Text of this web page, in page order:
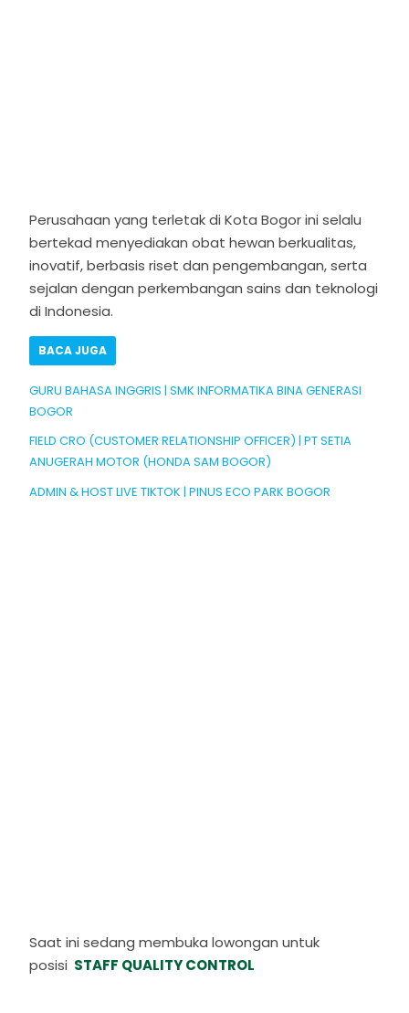
Perusahaan yang terletak di Kota Bogor ini selalu
bertekad menyediakan obat hewan berkualitas,
inovatif, berbasis riset dan pengembangan, serta
sejalan dengan perkembangan sains dan teknologi
di Indonesia.
BACA JUGA
GURU BAHASA INGGRIS | SMK INFORMATIKA BINA GENERASI
BOGOR
FIELD CRO (CUSTOMER RELATIONSHIP OFFICER) | PT SETIA
ANUGERAH MOTOR (HONDA SAM BOGOR)
ADMIN & HOST LIVE TIKTOK | PINUS ECO PARK BOGOR
Saat ini sedang membuka lowongan untuk
posisi STAFF QUALITY CONTROL